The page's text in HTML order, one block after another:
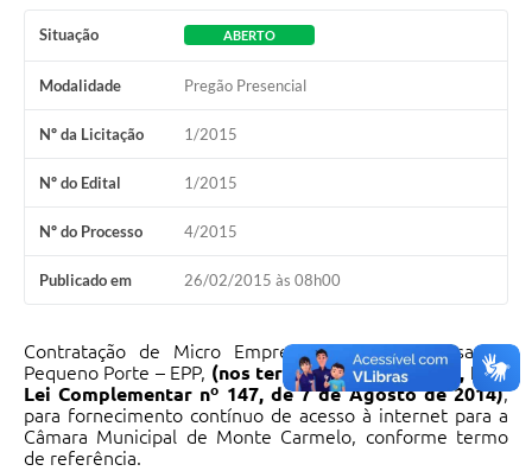
Situação ABERTO
Modalidade Pregão Presencial
Nº da Licitação 1/2015
Nº do Edital 1/2015
Nº do Processo 4/2015
Publicado em 26/02/2015 às 08h00
Contratação de Micro Empresa- ME ou Empresa de
Pequeno Porte – EPP, (nos termos do Art. 47 e 48, I, da
Lei Complementar nº 147, de 7 de Agosto de 2014),
para fornecimento contínuo de acesso à internet para a
Câmara Municipal de Monte Carmelo, conforme termo
de referência.